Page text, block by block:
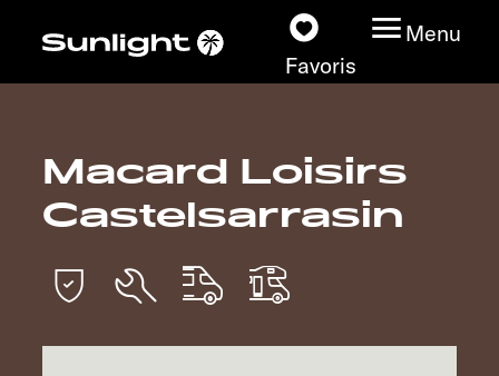
Favoris
Menu
Nos modèles
Recherchez votre
Macard Loisirs
Castelsarrasin